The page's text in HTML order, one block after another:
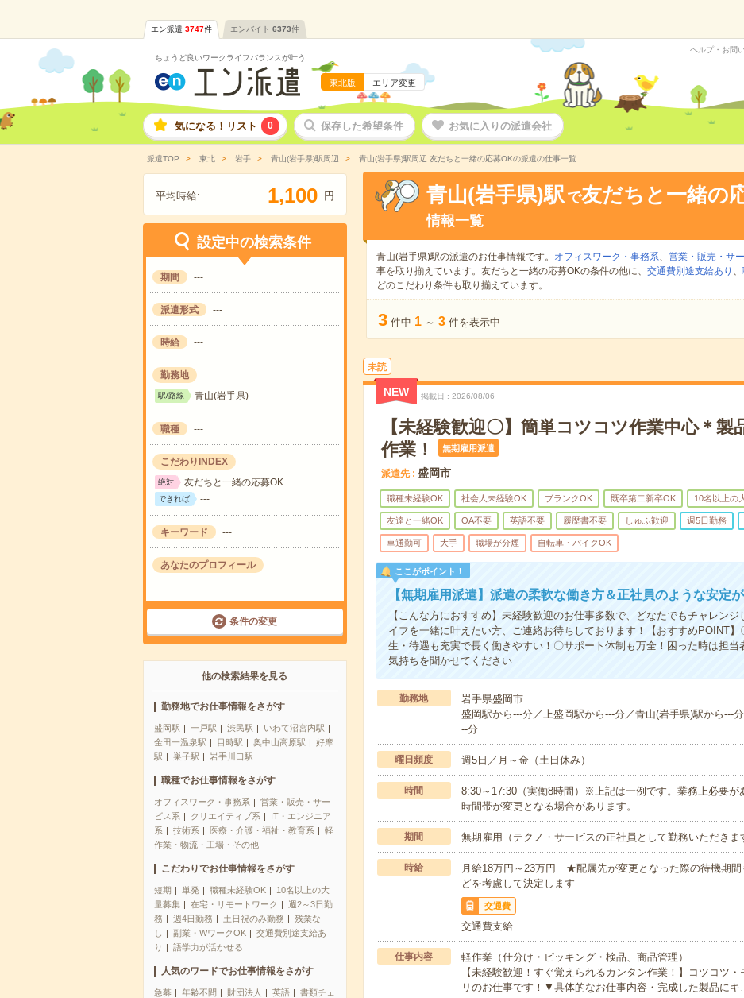
エン派遣 3747件 エンバイト 6373件
ちょうど良いワークライフバランスが叶う
東北版 エリア変更
ヘルプ・お問
気になる！リスト 0 保存した希望条件 お気に入りの派遣会社
派遣TOP 東北 岩手 青山(岩手県)駅周辺 青山(岩手県)駅周辺 友だちと一緒の応募OKの派遣の仕事一覧
平均時給: 1,100 円
設定中の検索条件
期間 ---
派遣形式 ---
時給 ---
勤務地
駅/路線 青山(岩手県)
職種 ---
こだわりINDEX
絶対 友だちと一緒の応募OK
できれば ---
キーワード ---
あなたのプロフィール
---
条件の変更
他の検索結果を見る
勤務地でお仕事情報をさがす
盛岡駅 一戸駅 渋民駅
いわて沼宮内駅
金田一温泉駅
目時駅 奥中山高原駅
好摩
駅
巣子駅 岩手川口駅
職種でお仕事情報をさがす
オフィスワーク・事務系
営業・販売・サー
ビス系
クリエイティブ系
IT・エンジニア
系
技術系 医療・介護・福祉・教育系
軽
作業・物流・工場・その他
こだわりでお仕事情報をさがす
短期 単発 職種未経験OK
10名以上の大
量募集
在宅・リモートワーク
週2～3日勤
務
週4日勤務 土日祝のみ勤務
残業な
し
副業・WワークOK
交通費別途支給あ
り
語学力が活かせる
人気のワードでお仕事情報をさがす
急募 年齢不問 財団法人 英語
書類チェ
青山(岩手県)駅 で友だちと一緒の
情報一覧
青山(岩手県)駅の派遣のお仕事情報です。 オフィスワーク・事務系、 営業・販売・サ
事を取り揃えています。友だちと一緒の応募OKの条件の他に、 交通費別途支給あり 、
どのこだわり条件も取り揃えています。
3 件中 1 ～ 3 件を表示中
未読
NEW 掲載日 2026/08/06
【未経験歓迎〇】簡単コツコツ作業中心＊製
作業！
無期雇用派遣
派遣先 盛岡市
職種未経験OK 社会人未経験OK ブランクOK 既卒第二新卒OK 10名以上の
友達と一緒OK OA不要 英語不要 履歴書不要 しゅふ歓迎 週5日勤務
車通勤可 大手 職場が分煙 自転車・バイクOK
ここがポイント！
【無期雇用派遣】派遣の柔軟な働き方＆正社員のような安定が
【こんな方におすすめ】未経験歓迎のお仕事多数で、どなたでもチャレン
イフを一緒に叶えたい方、ご連絡お待ちしております！【おすすめPOINT
生・待遇も充実で長く働きやすい！〇サポート体制も万全！困った時は担
気持ちを聞かせてください
勤務地
岩手県盛岡市
盛岡駅から---分／上盛岡駅から---分／青山(岩手県)駅から---
--分
曜日頻度 週5日／月～金（土日休み）
時間
8:30～17:30（実働8時間）※上記は一例です。業務上必要が
時間帯が変更となる場合があります。
期間 無期雇用（テクノ・サービスの正社員として勤務いただきま
時給
月給18万円～23万円 ★配属先が変更となった際の待機期
どを考慮して決定します
交通費
交通費支給
仕事内容
軽作業（仕分け・ピッキング・検品、商品管理）
【未経験歓迎！すぐ覚えられるカンタン作業！】コツコツ
リのお仕事です！▼具体的なお仕事内容・完成した製品に